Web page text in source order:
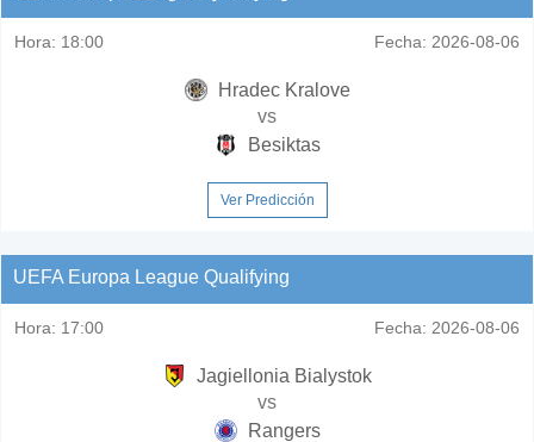
Hora: 18:00 Fecha: 2026-08-06
Hradec Kralove
vs
Besiktas
Ver Predicción
UEFA Europa League Qualifying
Hora: 17:00 Fecha: 2026-08-06
Jagiellonia Bialystok
vs
Rangers